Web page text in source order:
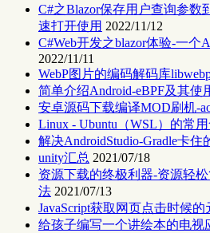
C#之Blazor保存用户查询参数
速打开使用 2022/11/12
C#Web开发之blazor体验-一个
2022/11/11
WebP图片的编码解码库
简单介绍Android-eBPF及其使
安卓源码下载编译MOD刷机-
Linux - Ubuntu（WSL）的常
解决AndroidStudio-Gradle卡住
unity汇总 2021/07/18
资源下载的终极利器-资源轻
法 2021/07/13
JavaScript获取网页点击时候的
给孩子编写一个讲绘本的电视